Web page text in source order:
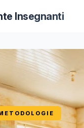
Insegnanti